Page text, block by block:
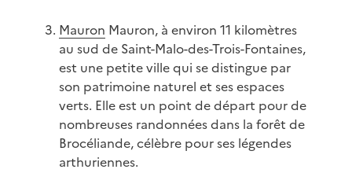
Mauron Mauron, à environ 11 kilomètres
au sud de Saint-Malo-des-Trois-Fontaines,
est une petite ville qui se distingue par
son patrimoine naturel et ses espaces
verts. Elle est un point de départ pour de
nombreuses randonnées dans la forêt de
Brocéliande, célèbre pour ses légendes
arthuriennes.